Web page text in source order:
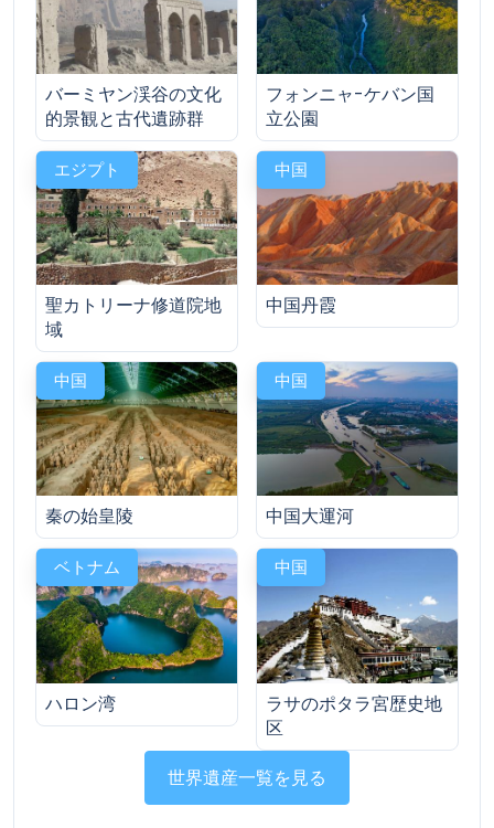
バーミヤン渓谷の文化
的景観と古代遺跡群
フォンニャ-ケバン国
立公園
エジプト
聖カトリーナ修道院地
域
中国
中国丹霞
中国
秦の始皇陵
中国
中国大運河
ベトナム
ハロン湾
中国
ラサのポタラ宮歴史地
区
世界遺産一覧を見る